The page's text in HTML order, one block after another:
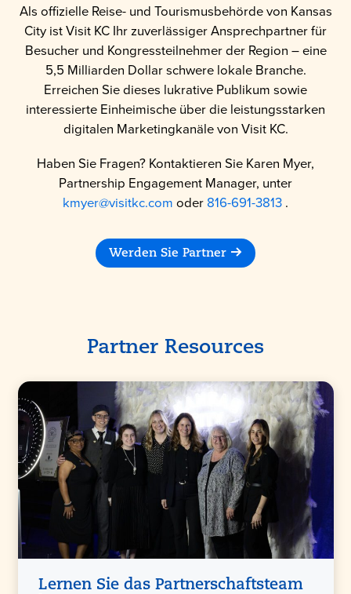
Als offizielle Reise- und Tourismusbehörde von Kansas
City ist Visit KC Ihr zuverlässiger Ansprechpartner für
Besucher und Kongressteilnehmer der Region – eine
5,5 Milliarden Dollar schwere lokale Branche.
Erreichen Sie dieses lukrative Publikum sowie
interessierte Einheimische über die leistungsstarken
digitalen Marketingkanäle von Visit KC.
Haben Sie Fragen? Kontaktieren Sie Karen Myer,
Partnership Engagement Manager, unter
kmyer@visitkc.com oder 816-691-3813 .
Werden Sie Partner
Partner Resources
Lernen Sie das Partnerschaftsteam